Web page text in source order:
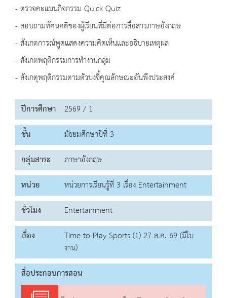
- ตรวจคะแนนกิจกรรม Quick Quiz
- สอบถามทัศนคติของผู้เรียนที่มีต่อการสื่อสารภาษอังกฤษ
- สังเกตการณ์พูดแสดงความคิดเห็นและอธิบายเหตุผล
- สังเกตพฤติกรรมการทำงานกลุ่ม
- สังเกตุพฤติกรรมตามตัวบ่งชี้คุณลักษณะอันพึงประสงค์
ปีการศึกษา 2569 / 1
ชั้น
มัธยมศึกษาปีที่ 3
กลุ่มสาระ
ภาษาอังกฤษ
หน่วย
หน่วยการเรียนรู้ที่ 3 เรื่อง Entertainment
ชั่วโมง
Entertainment
เรื่อง
Time to Play Sports (1) 27 ส.ค. 69 (มีใบ
งาน)
สื่อประกอบการสอน